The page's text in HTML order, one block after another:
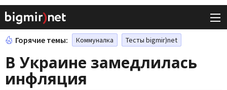
Горячие темы: Коммуналка Тесты bigmir)net
В Украине замедлилась
инфляция